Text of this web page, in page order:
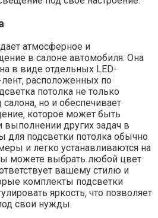
атмосферное и
в салоне автомобиля. Она
в виде отдельных LED-
расположенных по
потолка не только
но и обеспечивает
которое может быть
выполнении других задач в
для подсветки потолка обычно
и легко устанавливаются на
можете выбрать любой цвет
вашему стилю и
комплекты подсветки
яркость‚ что позволяет
свои нужды.